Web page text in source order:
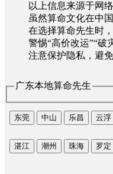
以上信息来源于网
虽然算命文化在中
在选择算命先生时
警惕“高价改运”“破
注意保护隐私，避
广东本地算命先生
东莞 中山 乐昌 云浮
湛江 潮州 珠海 罗定